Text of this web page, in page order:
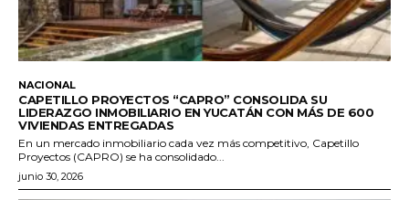
NACIONAL
CAPETILLO PROYECTOS “CAPRO” CONSOLIDA SU
LIDERAZGO INMOBILIARIO EN YUCATÁN CON MÁS DE 600
VIVIENDAS ENTREGADAS
En un mercado inmobiliario cada vez más competitivo, Capetillo
Proyectos (CAPRO) se ha consolidado...
junio 30, 2026